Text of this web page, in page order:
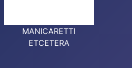
MANICARETTI
ETCETERA